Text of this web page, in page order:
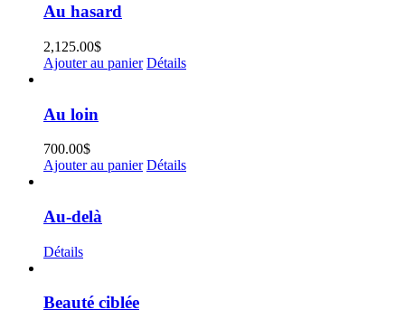
Au hasard
2,125.00$
Ajouter au panier Détails
Au loin
700.00$
Ajouter au panier Détails
Au-delà
Détails
Beauté ciblée